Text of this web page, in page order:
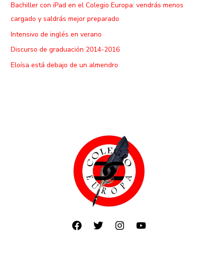
Bachiller con iPad en el Colegio Europa: vendrás menos
cargado y saldrás mejor preparado
Intensivo de inglés en verano
Discurso de graduación 2014-2016
Eloísa está debajo de un almendro